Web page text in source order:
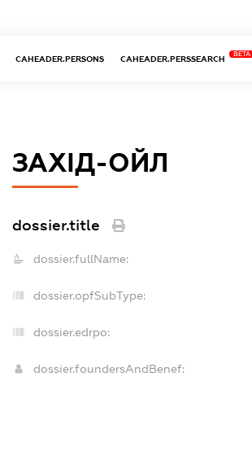
CAHEADER.PERSONS CAHEADER.PERSSEARCH
BETA
ЗАХІД-ОЙЛ
dossier.title
dossier.fullName:
dossier.opfSubType:
dossier.edrpo:
dossier.foundersAndBenef: